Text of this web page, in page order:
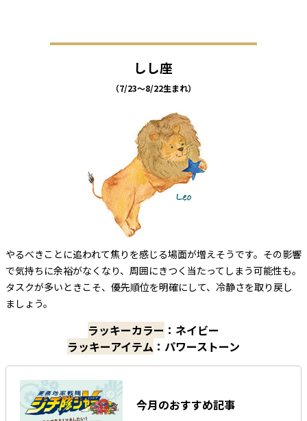
しし座
（7/23～8/22生まれ）
やるべきことに追われて焦りを感じる場面が増えそうです。その影響
で気持ちに余裕がなくなり、周囲にきつく当たってしまう可能性も。
タスクが多いときこそ、優先順位を明確にして、冷静さを取り戻し
ましょう。
ラッキーカラー ：ネイビー
ラッキーアイテム ：パワーストーン
今月のおすすめ記事